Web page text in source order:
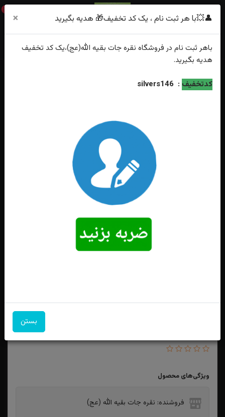
0
خانه فهرست محصولات
ویژگی‌های محصول
فروشنده: نقره جات بقیه الله (عج)
👤💥با هر ثبت نام ، یک کد تخفیف🎁 هدیه بگیرید ×
باهر ثبت نام در فروشگاه نقره جات بقیه الله(عج)،یک کد تخفیف
هدیه بگیرید.
کدتخفیف :
silvers146
بستن